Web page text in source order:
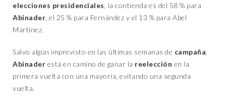
elecciones presidenciales , la contienda es del 58 % para
Abinader , el 25 % para Fernández y el 13 % para Abel
Martínez.
Salvo algún imprevisto en las últimas semanas de campaña
Abinader está en camino de ganar la reelección en la
primera vuelta con una mayoría, evitando una segunda
vuelta.